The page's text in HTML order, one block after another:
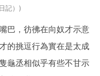
）
巴，彷彿在向奴才示意
的挑逗行為實在是太成
龜丞相似乎有些不甘示